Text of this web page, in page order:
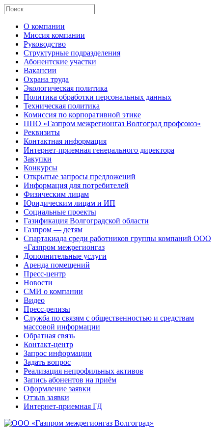
О компании
Миссия компании
Руководство
Структурные подразделения
Абонентские участки
Вакансии
Охрана труда
Экологическая политика
Политика обработки персональных данных
Техническая политика
Комиссия по корпоративной этике
ППО «Газпром межрегионгаз Волгоград профсоюз»
Реквизиты
Контактная информация
Интернет-приемная генерального директора
Закупки
Конкурсы
Открытые запросы предложений
Информация для потребителей
Физическим лицам
Юридическим лицам и ИП
Социальные проекты
Газификация Волгоградской области
Газпром — детям
Спартакиада среди работников группы компаний ООО
«Газпром межрегионгаз
Дополнительные услуги
Аренда помещений
Пресс-центр
Новости
СМИ о компании
Видео
Пресс-релизы
Служба по связям с общественностью и средствам
массовой информации
Обратная связь
Контакт-центр
Запрос информации
Задать вопрос
Реализация непрофильных активов
Запись абонентов на приём
Оформление заявки
Отзыв заявки
Интернет-приемная ГД